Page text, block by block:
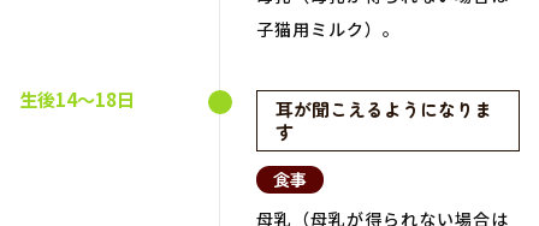
子猫用ミルク）。
生後14～18日
耳が聞こえるようになりま
す
食事
母乳（母乳が得られない場合は